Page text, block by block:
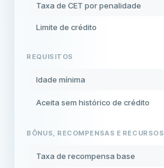
Taxa de CET por penalidade
Limite de crédito
REQUISITOS
Idade mínima
Aceita sem histórico de crédito
BÔNUS, RECOMPENSAS E RECURSOS
Taxa de recompensa base